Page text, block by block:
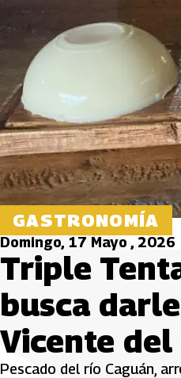
GASTRONOMÍA
Domingo, 17 Mayo , 2026
Triple
busca
Vicente del
Pescado del río Caguán,